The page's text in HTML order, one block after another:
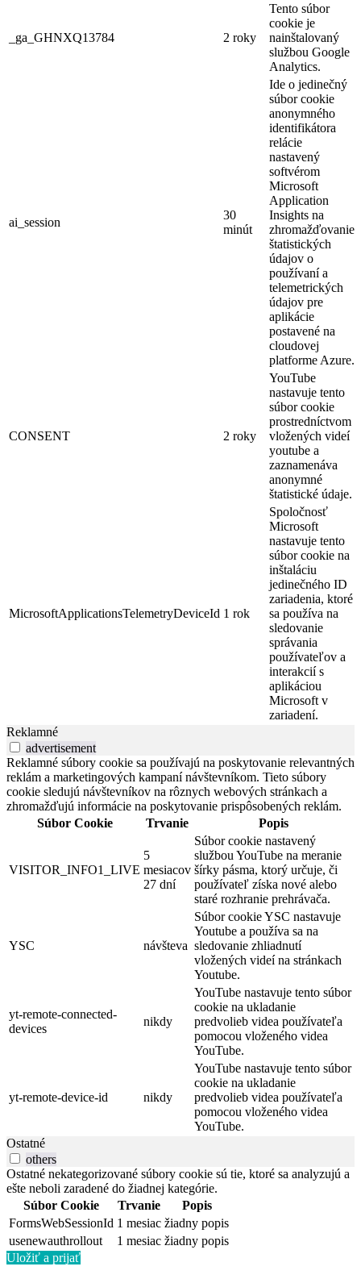
_ga_GHNXQ13784 2 roky
Tento súbor
cookie je
nainštalovaný
službou Google
Analytics.
ai_session
30
minút
Ide o jedinečný
súbor cookie
anonymného
identifikátora
relácie
nastavený
softvérom
Microsoft
Application
Insights na
zhromažďovanie
štatistických
údajov o
používaní a
telemetrických
údajov pre
aplikácie
postavené na
cloudovej
platforme Azure.
CONSENT 2 roky
YouTube
nastavuje tento
súbor cookie
prostredníctvom
vložených videí
youtube a
zaznamenáva
anonymné
štatistické údaje.
MicrosoftApplicationsTelemetryDeviceId 1 rok
Spoločnosť
Microsoft
nastavuje tento
súbor cookie na
inštaláciu
jedinečného ID
zariadenia, ktoré
sa používa na
sledovanie
správania
používateľov a
interakcií s
aplikáciou
Microsoft v
zariadení.
Reklamné
advertisement
Reklamné súbory cookie sa používajú na poskytovanie relevantných
reklám a marketingových kampaní návštevníkom. Tieto súbory
cookie sledujú návštevníkov na rôznych webových stránkach a
zhromažďujú informácie na poskytovanie prispôsobených reklám.
Súbor Cookie
Trvanie Popis
VISITOR_INFO1_LIVE
5
mesiacov
27 dní
Súbor cookie nastavený
službou YouTube na meranie
šírky pásma, ktorý určuje, či
používateľ získa nové alebo
staré rozhranie prehrávača.
YSC návšteva
Súbor cookie YSC nastavuje
Youtube a používa sa na
sledovanie zhliadnutí
vložených videí na stránkach
Youtube.
yt-remote-connected-
devices
nikdy
YouTube nastavuje tento súbor
cookie na ukladanie
predvolieb videa používateľa
pomocou vloženého videa
YouTube.
yt-remote-device-id nikdy
YouTube nastavuje tento súbor
cookie na ukladanie
predvolieb videa používateľa
pomocou vloženého videa
YouTube.
Ostatné
others
Ostatné nekategorizované súbory cookie sú tie, ktoré sa analyzujú a
ešte neboli zaradené do žiadnej kategórie.
Súbor Cookie
Trvanie
Popis
FormsWebSessionId 1 mesiac žiadny popis
usenewauthrollout
1 mesiac žiadny popis
Uložiť a prijať